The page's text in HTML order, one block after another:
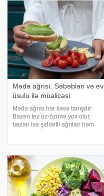
yatmazdan əvvəl limonlu ilı
Mədə ağrısı. Səbəbləri və ev
üsulu ilə müalicəsi
Mədə ağrısı hər kəsə tanışdır:
Bəzən tez öz-özünə yox olur,
bəzən isə şiddətli ağrıları həm
axtarmaq lazımdır və nə vaxt
öhdəsindən gələ bilərsiniz